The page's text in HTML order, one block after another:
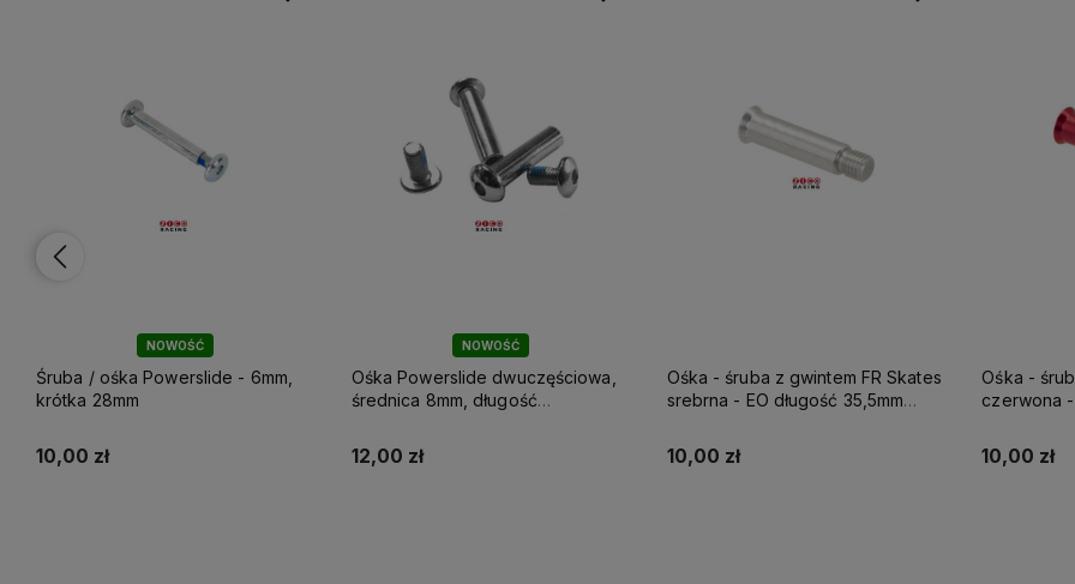
NOWOŚĆ
Ośka Powerslide dwuczęściowa,
średnica 8mm, długość
12,00 zł
Ośka - śruba z gwintem FR Skates
srebrna - EO długość 35,5mm
węglowego
10,00 zł
Ośka - śruba z gwintem FR Skates
czerwona - EO długość 35,5mm
węglowego
10,00 zł
Ośka -
błękitna -
węglowego
10,00 zł